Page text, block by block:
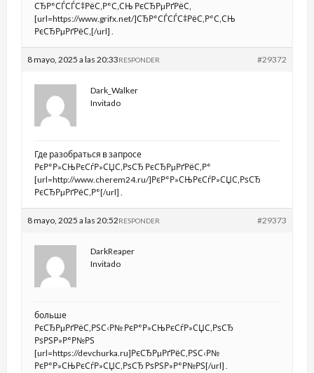
СЂР°СЃСЃС‡РёС‚Р°С‚СЊ РєСЂРµРґРёС‚
[url=https://www.grifx.net/]СЂР°СЃСЃС‡РёС‚Р°С‚СЊ
РєСЂРµРґРёС‚[/url] .
8 mayo, 2025 a las 20:33 #29372
RESPONDER
Dark_Walker
Invitado
Где разобраться в запросе
РєР°Р»СЊРєСѓР»СЏС‚РѕСЂ РєСЂРµРґРёС‚Р°
[url=http://www.cherem24.ru/]РєР°Р»СЊРєСѓР»СЏС‚РѕСЂ
РєСЂРµРґРёС‚Р°[/url] .
8 mayo, 2025 a las 20:52 #29373
RESPONDER
DarkReaper
Invitado
больше
РєСЂРµРґРёС‚РЅС‹Р№ РєР°Р»СЊРєСѓР»СЏС‚РѕСЂ
РѕРЅР»Р°Р№РЅ
[url=https://devchurka.ru]РєСЂРµРґРёС‚РЅС‹Р№
РєР°Р»СЊРєСѓР»СЏС‚РѕСЂ РѕРЅР»Р°Р№РЅ[/url] .